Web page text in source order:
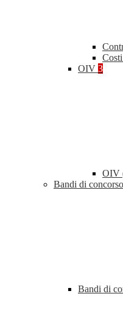
OIV 3
OIV
Bandi di concorso
Bandi di